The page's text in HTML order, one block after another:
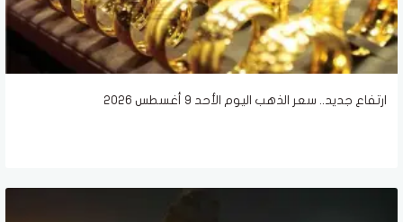
ارتفاع جديد.. سعر الذهب اليوم الأحد 9 أغسطس 2026